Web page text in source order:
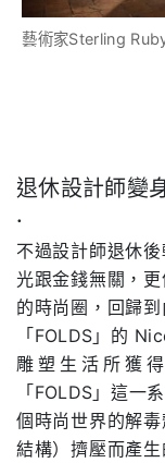
藝術家Sterling
退休設計師變
.
不過設計師退休
光跟金錢無關，
的時尚圈，回歸
「FOLDS」的
雕塑生活所獲
「FOLDS」這一
個時尚世界的解
結構）擠壓而產